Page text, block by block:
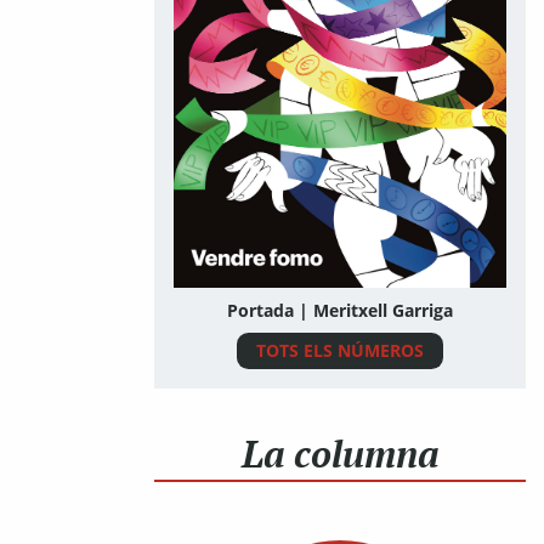
Portada | Meritxell Garriga
TOTS ELS NÚMEROS
La columna